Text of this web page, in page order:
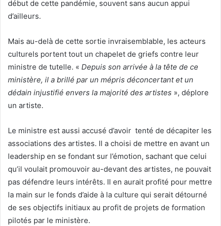
début de cette pandémie, souvent sans aucun appui
d’ailleurs.
Mais au-delà de cette sortie invraisemblable, les acteurs
culturels portent tout un chapelet de griefs contre leur
ministre de tutelle. « Depuis son arrivée à la tête de ce
ministère, il a brillé par un mépris déconcertant et un
dédain injustifié envers la majorité des artistes », déplore
un artiste.
Le ministre est aussi accusé d’avoir tenté de décapiter les
associations des artistes. Il a choisi de mettre en avant un
leadership en se fondant sur l’émotion, sachant que celui
qu’il voulait promouvoir au-devant des artistes, ne pouvait
pas défendre leurs intérêts. Il en aurait profité pour mettre
la main sur le fonds d’aide à la culture qui serait détourné
de ses objectifs initiaux au profit de projets de formation
pilotés par le ministère.